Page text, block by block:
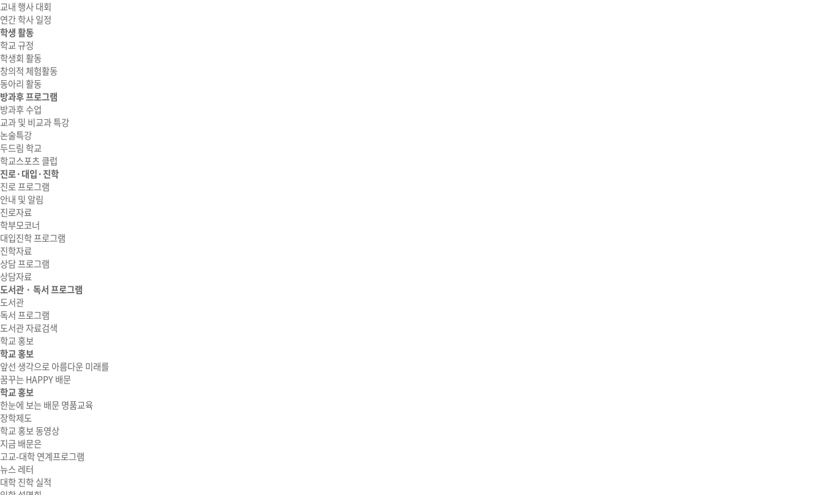
교내 행사 대회
연간 학사 일정
학생 활동
학교 규정
학생회 활동
창의적 체험활동
동아리 활동
방과후 프로그램
방과후 수업
교과 및 비교과 특강
논술특강
두드림 학교
학교스포츠 클럽
진로·대입·진학
진로 프로그램
안내 및 알림
진로자료
학부모코너
대입진학 프로그램
진학자료
상담 프로그램
상담자료
도서관 · 독서 프로그램
도서관
독서 프로그램
도서관 자료검색
학교 홍보
학교 홍보
앞선 생각으로 아름다운 미래를
꿈꾸는 HAPPY 배문
학교 홍보
한눈에 보는 배문 명품교육
장학제도
학교 홍보 동영상
지금 배문은
고교-대학 연계프로그램
뉴스 레터
대학 진학 실적